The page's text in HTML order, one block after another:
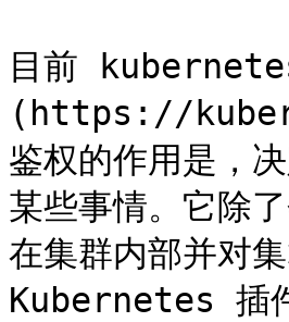
目前
(https://
鉴权的作用是，
某些事情。它除
在集群内部并对
Kubernetes 插